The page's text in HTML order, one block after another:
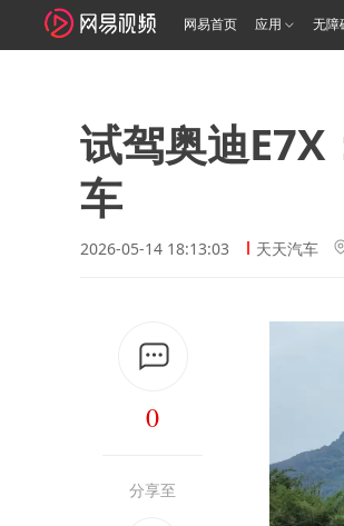
网易首页 应用 无障
试驾奥迪
车
2026-05-14 18:13:03 天天汽车
0
分享至